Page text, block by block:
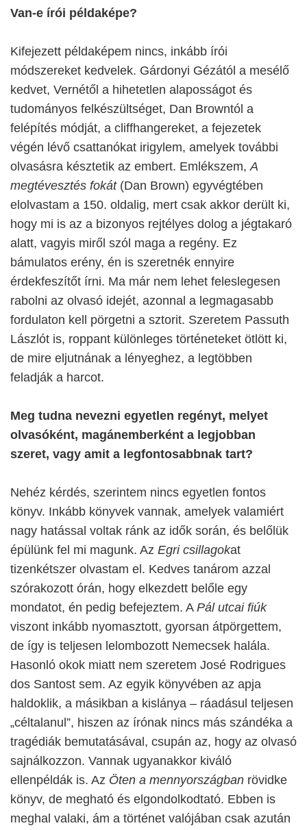
Van-e írói példaképe?
Kifejezett példaképem nincs, inkább írói
módszereket kedvelek. Gárdonyi Gézától a mesélő
kedvet, Vernétől a hihetetlen alaposságot és
tudományos felkészültséget, Dan Browntól a
felépítés módját, a cliffhangereket, a fejezetek
végén lévő csattanókat irigylem, amelyek további
olvasásra késztetik az embert. Emlékszem,A
megtévesztés fokát(Dan Brown) egyvégtében
elolvastam a 150. oldalig, mert csak akkor derült ki,
hogy mi is az a bizonyos rejtélyes dolog a jégtakaró
alatt, vagyis miről szól maga a regény. Ez
bámulatos erény, én is szeretnék ennyire
érdekfeszítőt írni. Ma már nem lehet feleslegesen
rabolni az olvasó idejét, azonnal a legmagasabb
fordulaton kell pörgetni a sztorit. Szeretem Passuth
Lászlót is, roppant különleges történeteket ötlött ki,
de mire eljutnának a lényeghez, a legtöbben
feladják a harcot.
Meg tudna nevezni egyetlen regényt, melyet
olvasóként, magánemberként a legjobban
szeret, vagy amit a legfontosabbnak tart?
Nehéz kérdés, szerintem nincs egyetlen fontos
könyv. Inkább könyvek vannak, amelyek valamiért
nagy hatással voltak ránk az idők során, és belőlük
épülünk fel mi magunk. Az Egri csillagokat
tizenkétszer olvastam el. Kedves tanárom azzal
szórakozott órán, hogy elkezdett belőle egy
mondatot, én pedig befejeztem. A Pál utcai fiúk
viszont inkább nyomasztott, gyorsan átpörgettem,
de így is teljesen lelombozott Nemecsek halála.
Hasonló okok miatt nem szeretem José Rodrigues
dos Santost sem. Az egyik könyvében az apja
haldoklik, a másikban a kislánya – ráadásul teljesen
„céltalanul”, hiszen az írónak nincs más szándéka a
tragédiák bemutatásával, csupán az, hogy az olvasó
sajnálkozzon. Vannak ugyanakkor kiváló
ellenpéldák is. Az Öten a mennyországban rövidke
könyv, de megható és elgondolkodtató. Ebben is
meghal valaki, ám a történet valójában csak azután